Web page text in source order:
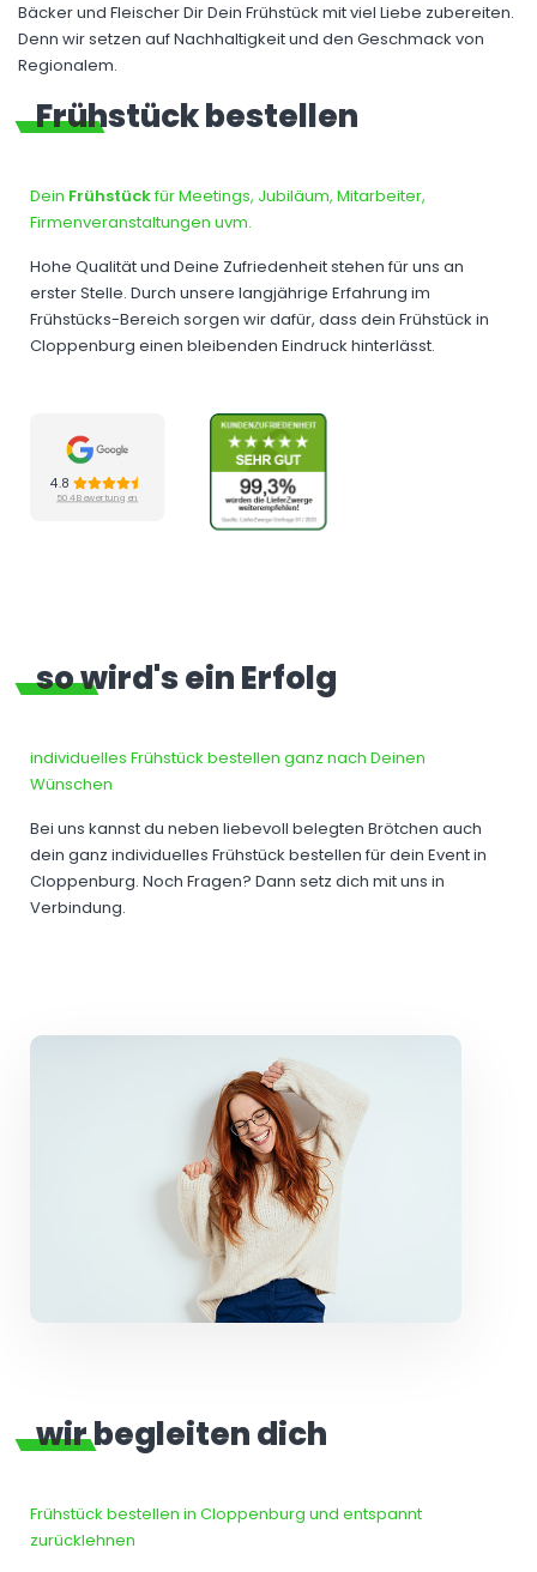
Bäcker und Fleischer Dir Dein Frühstück mit viel Liebe zubereiten.
Denn wir setzen auf Nachhaltigkeit und den Geschmack von
Regionalem.
Frühstück bestellen
Dein Frühstückfür Meetings, Jubiläum, Mitarbeiter,
Firmenveranstaltungen uvm.
Hohe Qualität und Deine Zufriedenheit stehen für uns an
erster Stelle. Durch unsere langjährige Erfahrung im
Frühstücks-Bereich sorgen wir dafür, dass dein Frühstück in
Cloppenburg einen bleibenden Eindruck hinterlässt.
4.8
504 Bewertungen
so wird's ein Erfolg
individuelles Frühstück bestellen ganz nach Deinen
Wünschen
Bei uns kannst du neben liebevoll belegten Brötchen auch
dein ganz individuelles Frühstück bestellen für dein Event in
Cloppenburg. Noch Fragen? Dann setz dich mit uns in
Verbindung.
wir begleiten dich
Frühstück bestellen in Cloppenburg und entspannt
zurücklehnen